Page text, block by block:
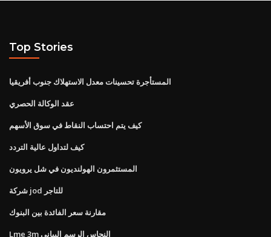
Top Stories
المستأجرة تحسينات معدل الاستهلاك جنوب أفريقيا
عقد الوكالة الحصري
كيف يتم احتساب النقاط في سوق الأسهم
كيف لتداول عالية التردد
المستثمرون الهولنديون في شل يرويون
شركة jod للتاجر
مقارنة سعر الفائدة بين البنوك
Lme 3m النحاس الرسم البياني